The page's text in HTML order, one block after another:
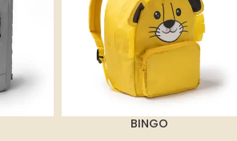
BINGO